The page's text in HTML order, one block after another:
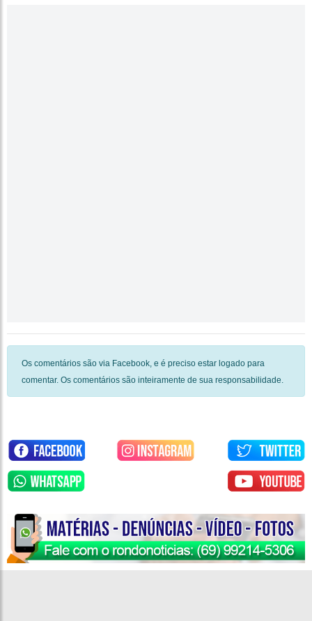
Os comentários são via Facebook, e é preciso estar logado para
comentar. Os comentários são inteiramente de sua responsabilidade.